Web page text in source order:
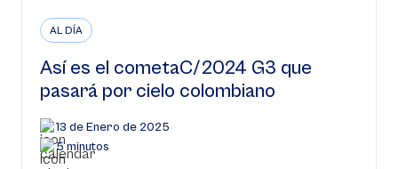
AL DÍA
Así es el cometaC/2024 G3 que
pasará por cielo colombiano
13 de Enero de 2025
5 minutos